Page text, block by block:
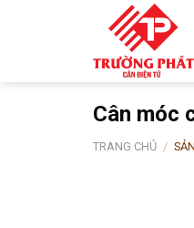
Cân móc
TRANG CHỦ /